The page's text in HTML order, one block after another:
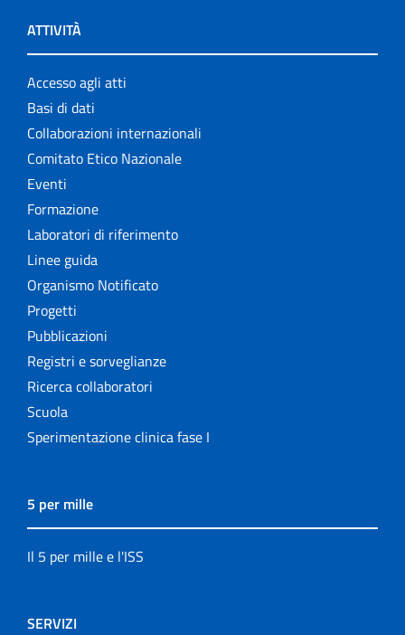
ATTIVITÀ
Accesso agli atti
Basi di dati
Collaborazioni internazionali
Comitato Etico Nazionale
Eventi
Formazione
Laboratori di riferimento
Linee guida
Organismo Notificato
Progetti
Pubblicazioni
Registri e sorveglianze
Ricerca collaboratori
Scuola
Sperimentazione clinica fase I
5 per mille
Il 5 per mille e l'ISS
SERVIZI